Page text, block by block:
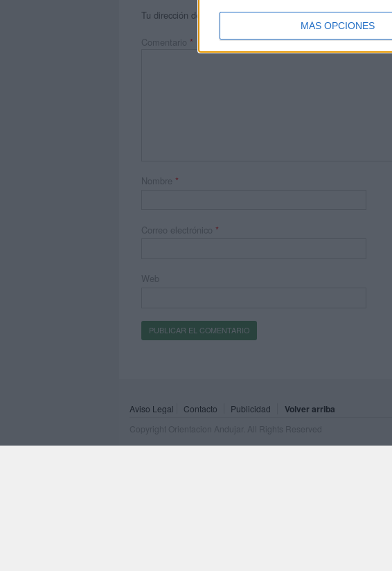
MÁS OPCIONES
Tu dirección de correo electrónico no será publicada. Los
Comentario *
Nombre *
Correo electrónico *
Web
Aviso Legal Contacto Publicidad Volver arriba